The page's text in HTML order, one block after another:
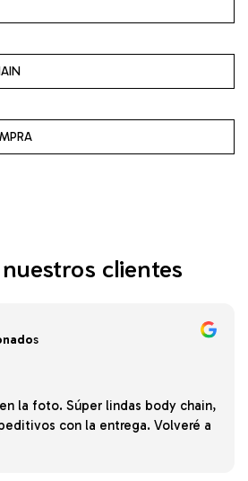
clientes
s
la foto. Súper lindas body chain,
con la entrega. Volveré a